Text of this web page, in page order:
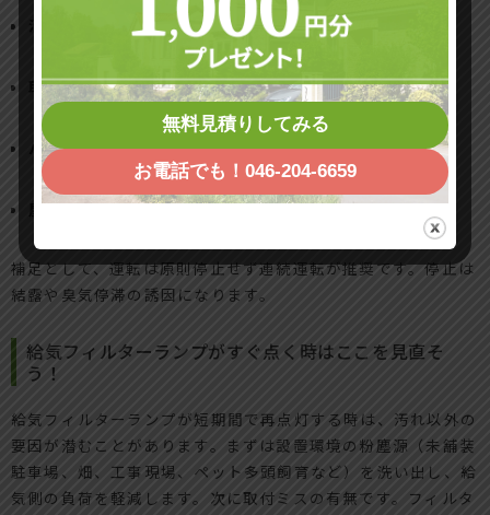
清掃頻度は3〜6カ月点検、6〜12カ月交換が目安
取付方向は矢印・面表示で必ず確認
パッキンと枠の密着を点検、隙間は即是正
屋外フードの詰まり除去で風量低下を防止
補足として、運転は原則停止せず連続運転が推奨です。停止は
結露や臭気停滞の誘因になります。
給気フィルターランプがすぐ点く時はここを見直そ
う！
給気フィルターランプが短期間で再点灯する時は、汚れ以外の
要因が潜むことがあります。まずは設置環境の粉塵源（未舗装
駐車場、畑、工事現場、ペット多頭飼育など）を洗い出し、給
気側の負荷を軽減します。次に取付ミスの有無です。フィルタ
無料見積りしてみる
お電話でも！046-204-6659